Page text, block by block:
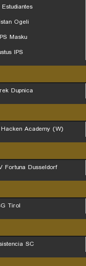
Ogeli
Masku
IPS
Dupnica
Academy (W)
Fortuna Dusseldorf
Tirol
SC